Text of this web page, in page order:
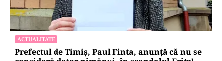
ACTUALITATE
Prefectul de Timiș, Paul Finta, anunță că nu se